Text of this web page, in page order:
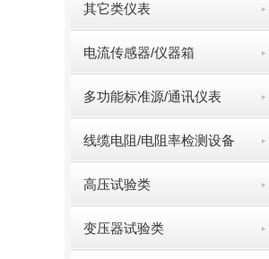
其它类仪表
电流传感器/仪器箱
多功能标准源/通讯仪表
线缆电阻/电阻率检测设备
高压试验类
变压器试验类